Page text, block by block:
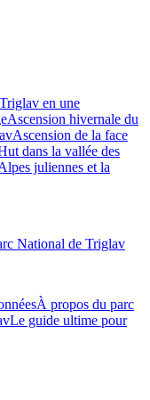
en une
Ascension hivernale du
Ascension de la face
dans la vallée des
juliennes et la
National de Triglav
À propos du parc
Le guide ultime pour